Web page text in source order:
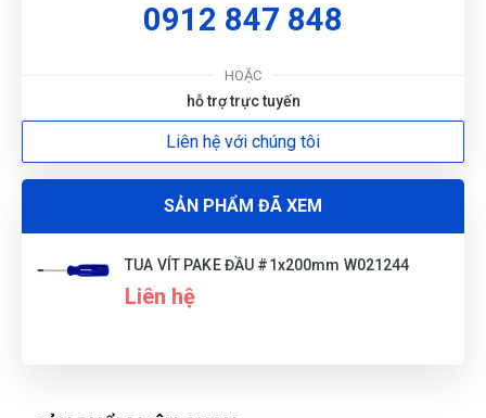
0912 847 848
HOẶC
hỗ trợ trực tuyến
Liên hệ với chúng tôi
SẢN PHẨM ĐÃ XEM
TUA VÍT PAKE ĐẦU #1x200mm W021244
Liên hệ